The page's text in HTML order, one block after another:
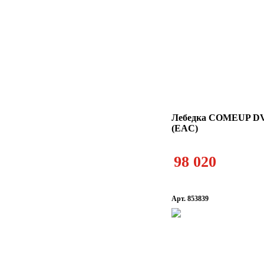
Лебедка COMEUP
(EAC)
98 020
Арт. 853839